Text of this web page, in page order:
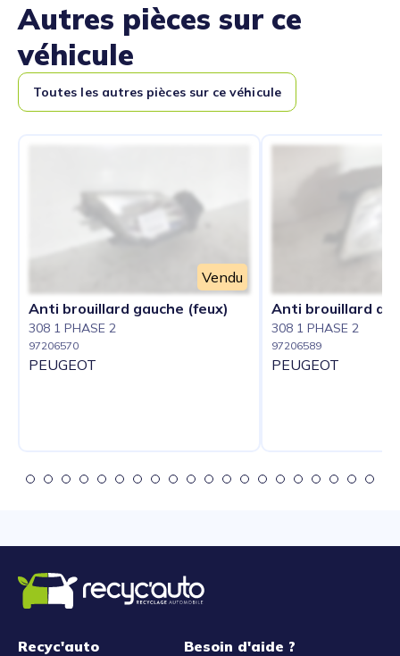
Autres pièces sur ce
véhicule
Toutes les autres pièces sur ce véhicule
Vendu
Anti brouillard gauche (feux)
308 1 PHASE 2
97206570
PEUGEOT
Anti brouillard
308 1 PHASE 2
97206589
PEUGEOT
Recyc'auto Besoin d'aide ?